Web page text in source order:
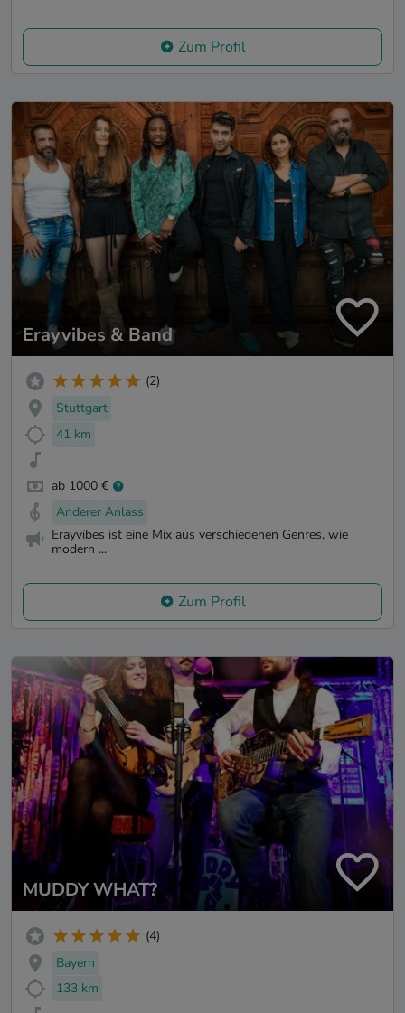
Zum Profil
Erayvibes & Band
(2)
Stuttgart
41 km
ab 1000 €
Anderer Anlass
Erayvibes ist eine Mix aus verschiedenen Genres, wie
modern ...
Zum Profil
MUDDY WHAT?
(4)
Bayern
133 km